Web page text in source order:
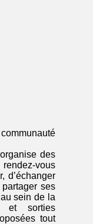
des
vous
d’échanger
ses
sein de la
et sorties
tout